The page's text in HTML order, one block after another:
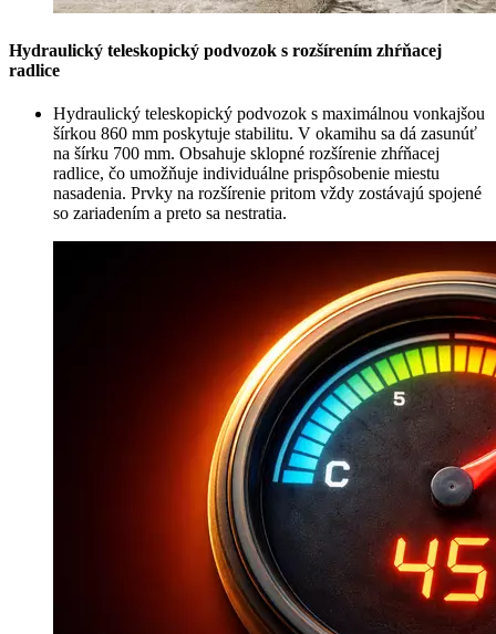
Hydraulický teleskopický podvozok s rozšírením zhŕňacej
radlice
Hydraulický teleskopický podvozok s maximálnou vonkajšou
šírkou 860 mm poskytuje stabilitu. V okamihu sa dá zasunúť
na šírku 700 mm. Obsahuje sklopné rozšírenie zhŕňacej
radlice, čo umožňuje individuálne prispôsobenie miestu
nasadenia. Prvky na rozšírenie pritom vždy zostávajú spojené
so zariadením a preto sa nestratia.